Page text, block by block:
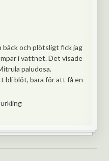
bäck och plötsligt fick jag
i vattnet. Det visade
paludosa.
bli blöt, bara för att få en